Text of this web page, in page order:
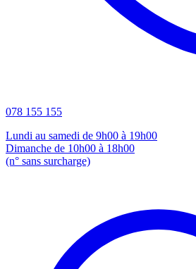
078 155 155
Lundi au samedi de 9h00 à 19h00
Dimanche de 10h00 à 18h00
(n° sans surcharge)